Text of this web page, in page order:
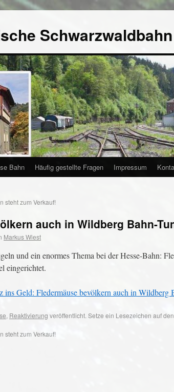
Bahn Häufig gestellte Fragen Impressum
steht zum Verkauf!
auch in Wildberg Bahn-
Markus Wiest
und ein enormes Thema bei der Hesse-Bahn:
eingerichtet.
ins Geld: Fledermäuse bevölkern auch in
, Reaktivierung veröffentlicht. Setze ein Lesezeichen auf den
steht zum Verkauf!